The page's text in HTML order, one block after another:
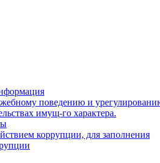
поведению и
имущ-го характера.
коррупции, для заполнения